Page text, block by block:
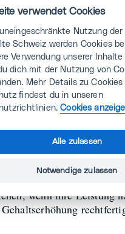
mitziehen
Punkte kannst du als
umsetzen. Dennoch bist
für sie wichtige
wenn ihre Leistung
verwendet Cookies
Nutzung
Schweiz werden Cookies
Verwendung unserer
dich mit der Nutzung von
Mehr Details zu Cookies
findest du in unseren
Cookies
Alle zulassen
Notwendige zulassen